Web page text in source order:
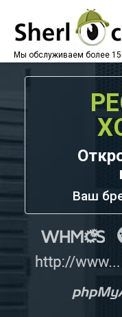
Мы обслуживаем более
Ваш